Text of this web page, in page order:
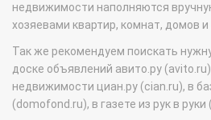
недвижимости наполняются
хозяевами квартир, комнат, домов
Так же рекомендуем поискать
доске объявлений авито.ру
недвижимости циан.ру (cian.ru), в
(domofond.ru), в газете из рук в руки